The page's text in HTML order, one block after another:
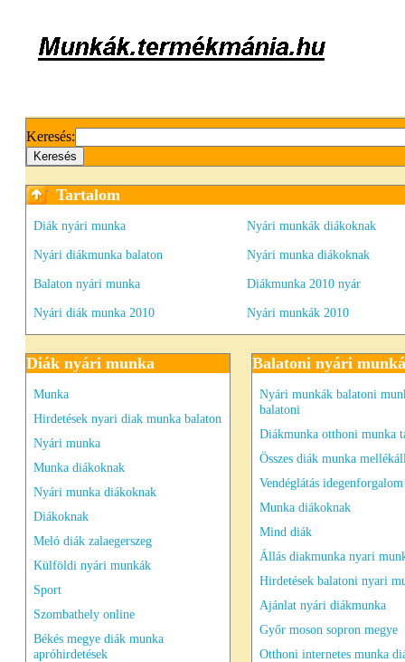
Keresés:
Tartalom
Diák nyári munka
Nyári munkák diákoknak
Nyári diákmunka balaton
Nyári munka diákoknak
Balaton nyári munka
Diákmunka 2010 nyár
Nyári diák munka 2010
Nyári munkák 2010
Diák nyári munka
Munka
Hirdetések nyari diak munka balaton
Nyári munka
Munka diákoknak
Nyári munka diákoknak
Diákoknak
Meló diák zalaegerszeg
Külföldi nyári munkák
Sport
Szombathely online
Békés megye diák munka
apróhirdetések
Balatoni nyári
Nyári munkák balatoni
balatoni
Diákmunka otthoni munka
Összes diák munka
Vendéglátás
Munka diákoknak
Mind diák
Állás diakmunka nyari
Hirdetések balatoni nyari
Ajánlat nyári diákmunka
Győr moson sopron megye
Otthoni internetes munka